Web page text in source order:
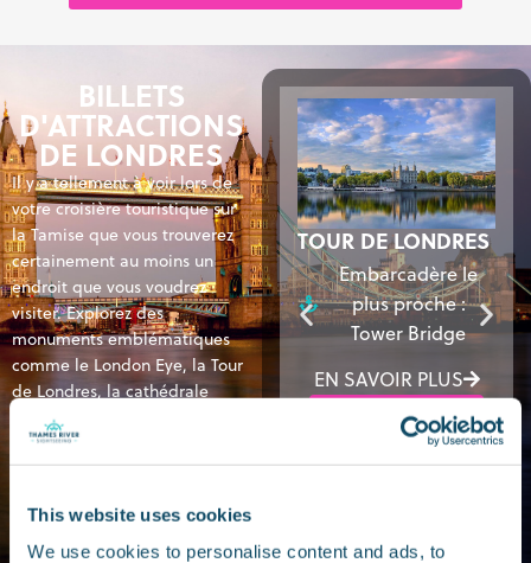
This website uses cookies
We use cookies to personalise content and ads, to
BILLETS
D'ATTRACTIONS
DE LONDRES
Il y a tellement à voir lors de
votre croisière touristique sur
la Tamise que vous trouverez
certainement au moins un
endroit que vous voudrez
visiter.Explorez des
monuments emblématiques
comme le London Eye, la Tour
de Londres, la cathédrale
Saint-Paul, le Cutty Sark et
bien plus encore !
ATTRACTIONS
LONDON EYE
Embarcadère le
plus proche :
Westminster
Pier
TOUR DE LONDRES
Embarcadère le
plus proche :
Tower Bridge
EN SAVOIR PLUS
RÉSERVER